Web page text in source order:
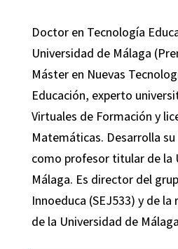
Doctor en Tecnología
Universidad de Málaga
Máster en Nuevas
Educación, experto
Virtuales de Formación y
Matemáticas. Desarrolla
como profesor titular de la
Málaga. Es director del
Innoeduca (SEJ533) y de la
de la Universidad de